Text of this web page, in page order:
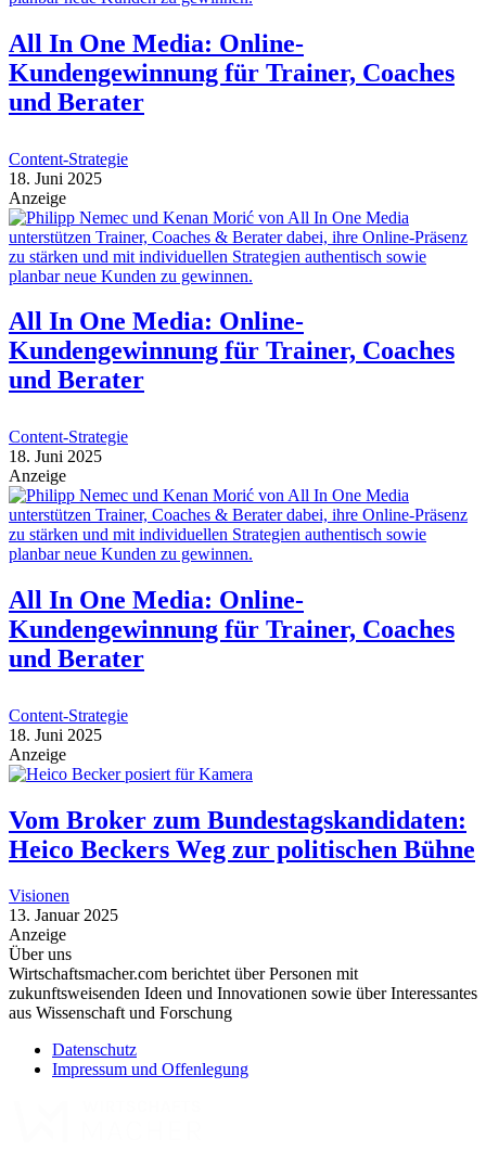
All In One Media: Online-
Kundengewinnung für Trainer, Coaches
und Berater
Content-Strategie
18. Juni 2025
Anzeige
All In One Media: Online-
Kundengewinnung für Trainer, Coaches
und Berater
Content-Strategie
18. Juni 2025
Anzeige
All In One Media: Online-
Kundengewinnung für Trainer, Coaches
und Berater
Content-Strategie
18. Juni 2025
Anzeige
Vom Broker zum Bundestagskandidaten:
Heico Beckers Weg zur politischen Bühne
Visionen
13. Januar 2025
Anzeige
Über uns
Wirtschaftsmacher.com berichtet über Personen mit
zukunftsweisenden Ideen und Innovationen sowie über Interessantes
aus Wissenschaft und Forschung
Datenschutz
Impressum und Offenlegung